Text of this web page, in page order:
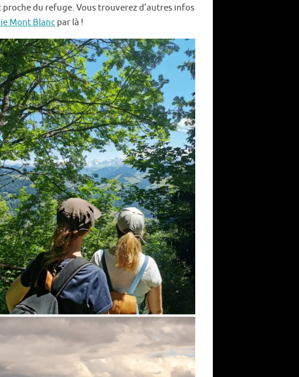
proche du refuge. Vous trouverez d’autres infos
Mont Blanc par là !